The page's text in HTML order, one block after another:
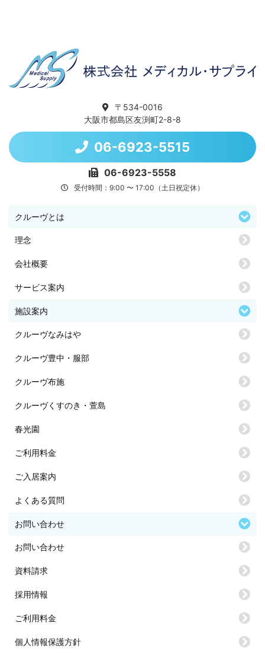
〒534-0016
大阪市都島区友渕町2-8-8
06-6923-5515
06-6923-5558
受付時間：9:00 〜 17:00（土日祝定休）
クルーヴとは
理念
会社概要
サービス案内
施設案内
クルーヴなみはや
クルーヴ豊中・服部
クルーヴ布施
クルーヴくすのき・萱島
春光園
ご利用料金
ご入居案内
よくある質問
お問い合わせ
お問い合わせ
資料請求
採用情報
ご利用料金
個人情報保護方針